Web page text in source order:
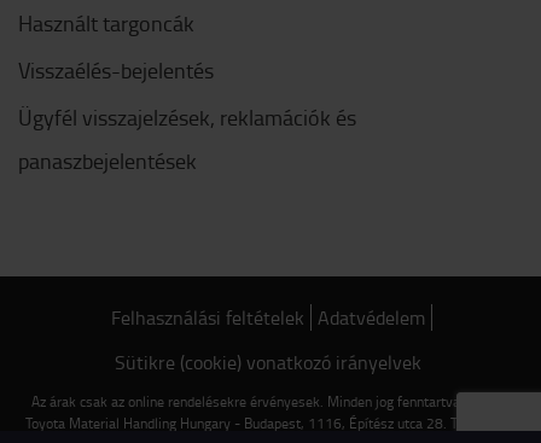
Használt targoncák
Visszaélés-bejelentés
Ügyfél visszajelzések, reklamációk és
panaszbejelentések
Felhasználási feltételek Adatvédelem
Sütikre (cookie) vonatkozó irányelvek
Az árak csak az online rendelésekre érvényesek. Minden jog fenntartva © 2022
Toyota Material Handling Hungary - Budapest, 1116, Építész utca 28. Tel.: +36 1